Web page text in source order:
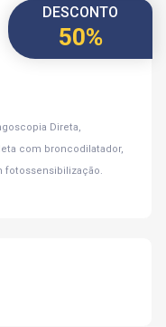
DESCONTO
50%
Direta,
com broncodilatador,
fotossensibilização.